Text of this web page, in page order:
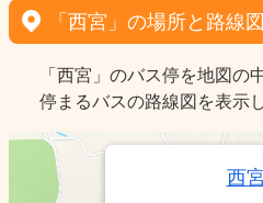
「西宮」の場所と路線図
「西宮」のバス停を地図の
停まるバスの路線図を表示
西